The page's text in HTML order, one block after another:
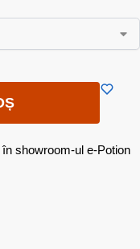
în showroom-ul e-Potion